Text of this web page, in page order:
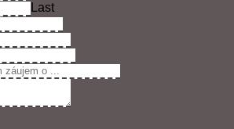
Last